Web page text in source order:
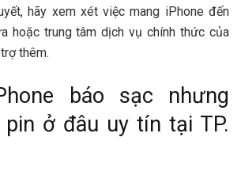
hãy xem xét việc mang iPhone đến
hoặc trung tâm dịch vụ chính thức của
thêm.
báo sạc nhưng
pin ở đâu uy tín tại TP.